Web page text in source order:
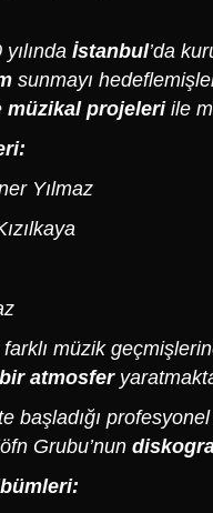
İstanbul’da
sunmayı
müzikal projeleriile
Yılmaz
müzik
atmosfer
başladığı
Grubu’nun